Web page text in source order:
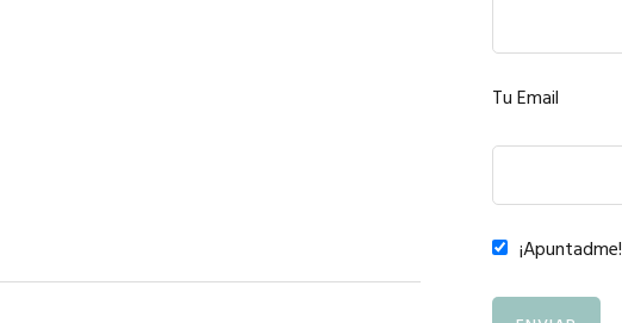
Tu Email
¡Apuntadme!